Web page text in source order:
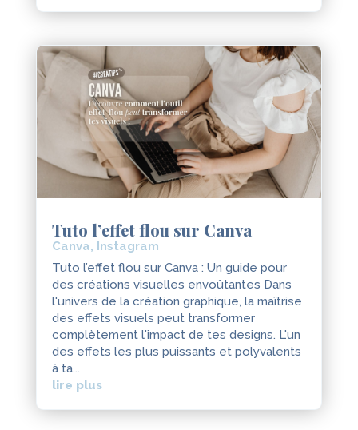
Tuto l’effet flou sur Canva
Canva, Instagram
Tuto l’effet flou sur Canva : Un guide pour
des créations visuelles envoûtantes Dans
l'univers de la création graphique, la maîtrise
des effets visuels peut transformer
complètement l'impact de tes designs. L'un
des effets les plus puissants et polyvalents
à ta...
lire plus